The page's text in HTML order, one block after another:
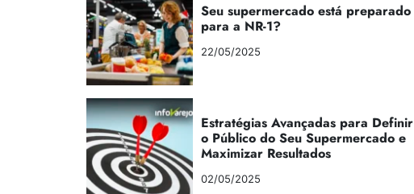
Seu supermercado está preparado
para a NR-1?
22/05/2025
Estratégias Avançadas para Definir
o Público do Seu Supermercado e
Maximizar Resultados
02/05/2025